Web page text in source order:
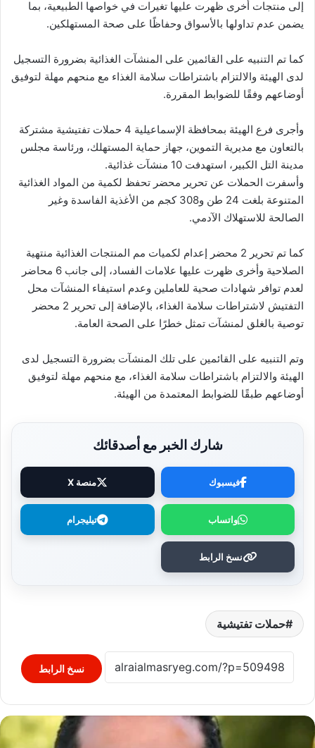
إلى منتجات أخرى ظهرت عليها تغيرات في خواصها الطبيعية، بما
يضمن عدم تداولها بالأسواق وحفاظًا على صحة المستهلكين.
كما تم التنبيه على القائمين على المنشآت الغذائية بضرورة التسجيل
لدى الهيئة والالتزام باشتراطات سلامة الغذاء مع منحهم مهلة لتوفيق
أوضاعهم وفقًا للضوابط المقررة.
وأجرى فرع الهيئة بمحافظة الإسماعيلية 4 حملات تفتيشية مشتركة
بالتعاون مع مديرية التموين، جهاز حماية المستهلك، ورئاسة مجلس
مدينة التل الكبير، استهدفت 10 منشآت غذائية.
وأسفرت الحملات عن تحرير محضر تحفظ لكمية من المواد الغذائية
المتنوعة بلغت 24 طن و308 كجم من الأغذية الفاسدة وغير
الصالحة للاستهلاك الآدمي.
كما تم تحرير 2 محضر إعدام لكميات مم المنتجات الغذائية منتهية
الصلاحية وأخرى ظهرت عليها علامات الفساد، إلى جانب 6 محاضر
لعدم توافر شهادات صحية للعاملين وعدم استيفاء المنشآت محل
التفتيش لاشتراطات سلامة الغذاء، بالإضافة إلى تحرير 2 محضر
توصية بالغلق لمنشآت تمثل خطرًا على الصحة العامة.
وتم التنبيه على القائمين على تلك المنشآت بضرورة التسجيل لدى
الهيئة والالتزام باشتراطات سلامة الغذاء، مع منحهم مهلة لتوفيق
أوضاعهم طبقًا للضوابط المعتمدة من الهيئة.
شارك الخبر مع أصدقائك
فيسبوك منصة X
واتساب تيليجرام
نسخ الرابط
حملات تفتيشية
نسخ الرابط